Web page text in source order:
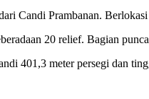
Candi Prambanan.
20 relief. Bagian
401,3 meter persegi dan